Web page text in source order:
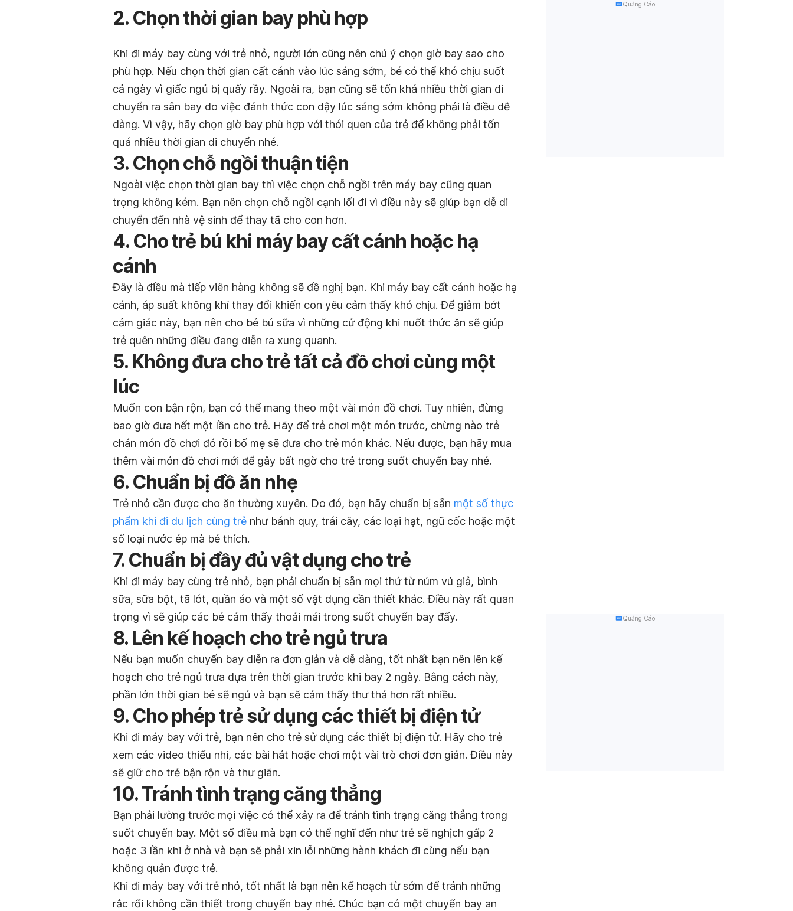
2. Chọn thời gian bay phù hợp
Khi đi máy bay cùng với trẻ nhỏ, người lớn cũng nên chú ý chọn giờ bay sao cho
phù hợp. Nếu chọn thời gian cất cánh vào lúc sáng sớm, bé có thể khó chịu suốt
cả ngày vì giấc ngủ bị quấy rầy. Ngoài ra, bạn cũng sẽ tốn khá nhiều thời gian di
chuyển ra sân bay do việc đánh thức con dậy lúc sáng sớm không phải là điều dễ
dàng. Vì vậy, hãy chọn giờ bay phù hợp với thói quen của trẻ để không phải tốn
quá nhiều thời gian di chuyển nhé.
3. Chọn chỗ ngồi thuận tiện
Ngoài việc chọn thời gian bay thì việc chọn chỗ ngồi trên máy bay cũng quan
trọng không kém. Bạn nên chọn chỗ ngồi cạnh lối đi vì điều này sẽ giúp bạn dễ di
chuyển đến nhà vệ sinh để thay tã cho con hơn.
4. Cho trẻ bú khi máy bay cất cánh hoặc hạ
cánh
Đây là điều mà tiếp viên hàng không sẽ đề nghị bạn. Khi máy bay cất cánh hoặc hạ
cánh, áp suất không khí thay đổi khiến con yêu cảm thấy khó chịu. Để giảm bớt
cảm giác này, bạn nên cho bé bú sữa vì những cử động khi nuốt thức ăn sẽ giúp
trẻ quên những điều đang diễn ra xung quanh.
5. Không đưa cho trẻ tất cả đồ chơi cùng một
lúc
Muốn con bận rộn, bạn có thể mang theo một vài món đồ chơi. Tuy nhiên, đừng
bao giờ đưa hết một lần cho trẻ. Hãy để trẻ chơi một món trước, chừng nào trẻ
chán món đồ chơi đó rồi bố mẹ sẽ đưa cho trẻ món khác. Nếu được, bạn hãy mua
thêm vài món đồ chơi mới để gây bất ngờ cho trẻ trong suốt chuyến bay nhé.
6. Chuẩn bị đồ ăn nhẹ
Trẻ nhỏ cần được cho ăn thường xuyên. Do đó, bạn hãy chuẩn bị sẵn một số thực
phẩm khi đi du lịch cùng trẻ như bánh quy, trái cây, các loại hạt, ngũ cốc hoặc một
số loại nước ép mà bé thích.
7. Chuẩn bị đầy đủ vật dụng cho trẻ
Khi đi máy bay cùng trẻ nhỏ, bạn phải chuẩn bị sẵn mọi thứ từ núm vú giả, bình
sữa, sữa bột, tã lót, quần áo và một số vật dụng cần thiết khác. Điều này rất quan
trọng vì sẽ giúp các bé cảm thấy thoải mái trong suốt chuyến bay đấy.
8. Lên kế hoạch cho trẻ ngủ trưa
Nếu bạn muốn chuyến bay diễn ra đơn giản và dễ dàng, tốt nhất bạn nên lên kế
hoạch cho trẻ ngủ trưa dựa trên thời gian trước khi bay 2 ngày. Bằng cách này,
phần lớn thời gian bé sẽ ngủ và bạn sẽ cảm thấy thư thả hơn rất nhiều.
9. Cho phép trẻ sử dụng các thiết bị điện tử
Khi đi máy bay với trẻ, bạn nên cho trẻ sử dụng các thiết bị điện tử. Hãy cho trẻ
xem các video thiếu nhi, các bài hát hoặc chơi một vài trò chơi đơn giản. Điều này
sẽ giữ cho trẻ bận rộn và thư giãn.
10. Tránh tình trạng căng thẳng
Bạn phải lường trước mọi việc có thể xảy ra để tránh tình trạng căng thẳng trong
suốt chuyến bay. Một số điều mà bạn có thể nghĩ đến như trẻ sẽ nghịch gấp 2
hoặc 3 lần khi ở nhà và bạn sẽ phải xin lỗi những hành khách đi cùng nếu bạn
không quản được trẻ.
Khi đi máy bay với trẻ nhỏ, tốt nhất là bạn nên kế hoạch từ sớm để tránh những
rắc rối không cần thiết trong chuyến bay nhé. Chúc bạn có một chuyến bay an
Quảng Cáo
Quảng Cáo